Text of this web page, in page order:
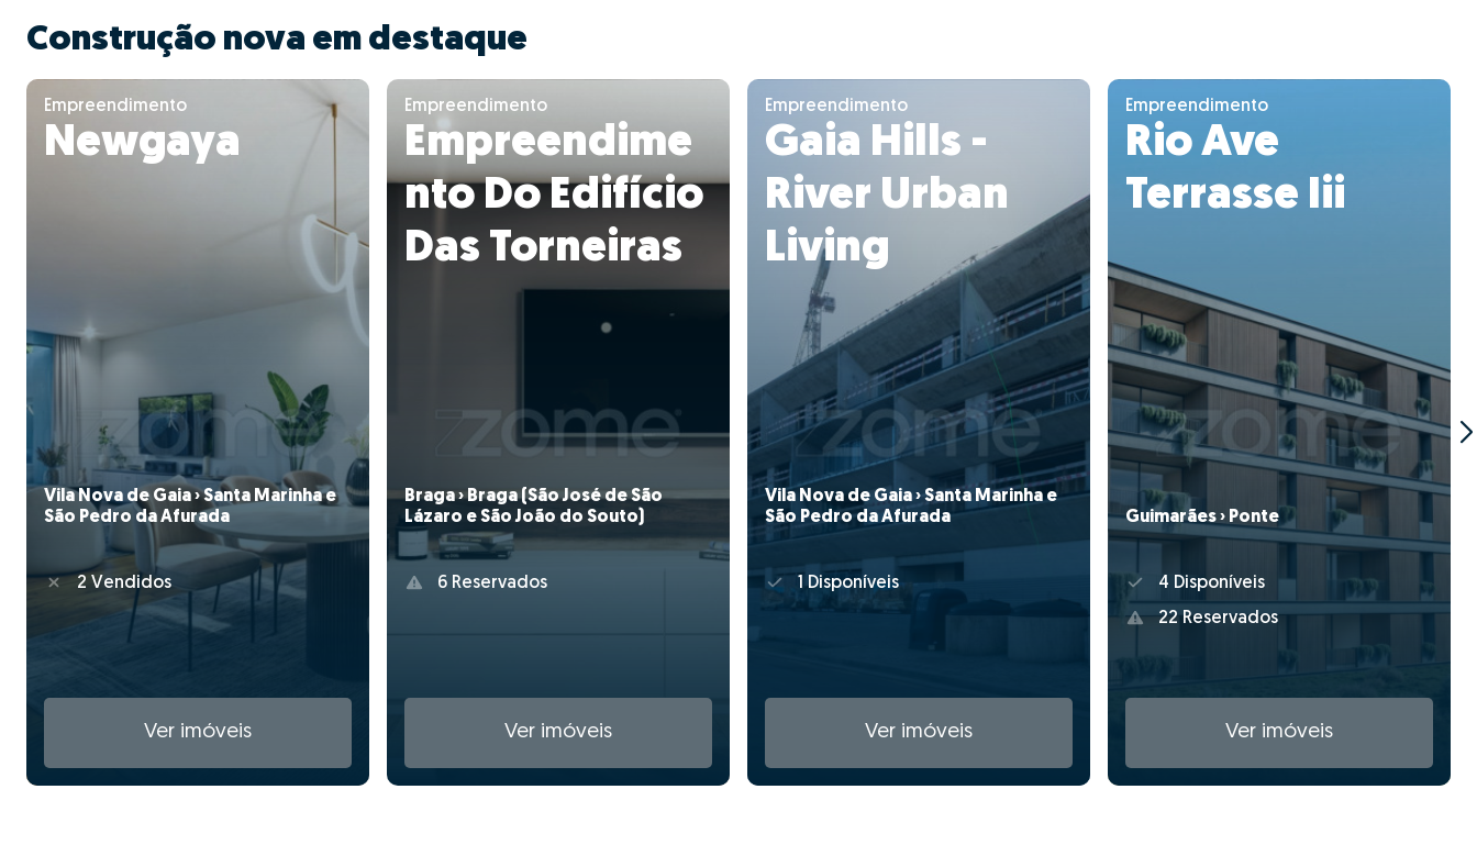
Construção nova em destaque
Empreendimento
Newgaya
Vila Nova de Gaia › Santa Marinha e
São Pedro da Afurada
2 Vendidos
Ver imóveis
Empreendimento
Empreendime
nto Do Edifício
Das Torneiras
Braga › Braga (São José de São
Lázaro e São João do Souto)
6 Reservados
Ver imóveis
Empreendimento
Gaia Hills -
River Urban
Living
Vila Nova de Gaia › Santa Marinha e
São Pedro da Afurada
1 Disponíveis
Ver imóveis
Empreendimento
Rio Ave
Terrasse Iii
Guimarães › Ponte
4 Disponíveis
22 Reservados
Ver imóveis